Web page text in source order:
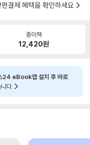
결제 혜택을 확인하세요
종이책
12,420원
24 eBook앱 설치 후 바로
다.